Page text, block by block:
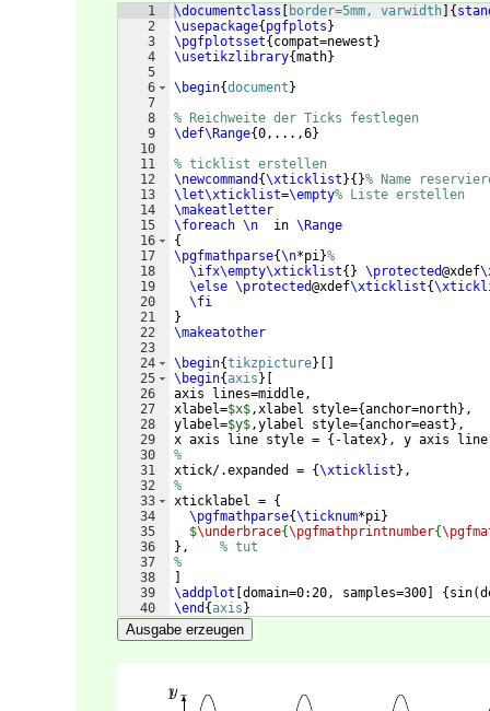
1
2
3
4
5
6
7
8
9
10
11
12
13
14
15
16
17
18
19
20
21
22
23
24
25
26
27
28
29
30
31
32
33
34
35
36
37
38
39
40
41
\documentclass border=5mm, varwidth {
\usepackage{ pgfplots }
\pgfplotsset{ compat=newest }
\usetikzlibrary{math}
\begin{document }
% Reichweite der Ticks festlegen
\def\Range{0,...,6}
% ticklist erstellen
\newcommand {\xticklist }{ }% Name
\let\xticklist=\empty% Liste erstellen
\makeatletter
\foreach \n
  in
\Range
{
\pgfmathparse{\n*pi}%
\ifx\empty\xticklist{ } \protected@xdef
\else \protected@xdef\xticklist{
\fi
}
\makeatother
\begin{tikzpicture}
\begin{axis }
axis lines=middle,
xlabel=$x$,xlabel style={anchor=north} ,
ylabel=$y$,ylabel style={anchor=east } ,
x axis line style = { -latex} , y axis
%
xtick/.expanded = {\xticklist }
%
xticklabel = {
\pgfmathparse{\ticknum*pi}
$\underbrace{\pgfmathprintnumber{
} , % tut
%
\addplot domain=0:20, samples=300 { sin(
\end {axis }
\end{tikzpicture
Ausgabe erzeugen